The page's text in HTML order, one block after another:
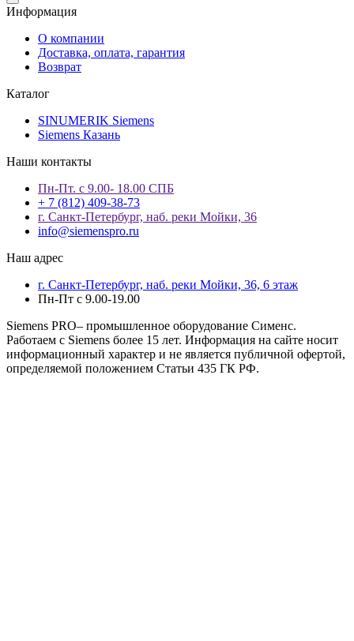
Информация
О компании
Доставка, оплата, гарантия
Возврат
Каталог
SINUMERIK Siemens
Siemens Казань
Наши контакты
Пн-Пт. с 9.00- 18.00 СПБ
+ 7 (812) 409-38-73
г. Санкт-Петербург, наб. реки Мойки, 36
info@siemenspro.ru
Наш адрес
г. Санкт-Петербург, наб. реки Мойки, 36, 6 этаж
Пн-Пт с 9.00-19.00
Siemens PRO– промышленное оборудование Сименс.
Работаем с Siemens более 15 лет. Информация на сайте носит
информационный характер и не является публичной офертой,
определяемой положением Статьи 435 ГК РФ.